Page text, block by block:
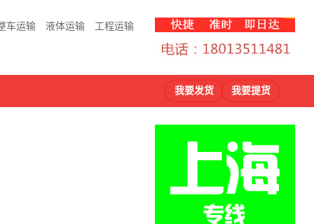
车运输 液体运输 工程运输
我要发货 我要提货